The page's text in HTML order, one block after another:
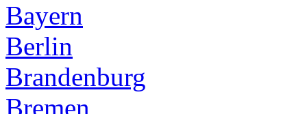
Bayern
Berlin
Brandenburg
Bremen